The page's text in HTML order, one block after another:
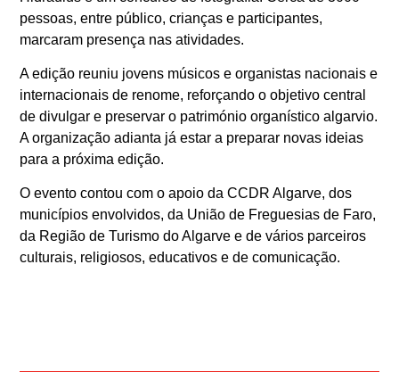
pessoas, entre público, crianças e participantes,
marcaram presença nas atividades.
A edição reuniu jovens músicos e organistas nacionais e
internacionais de renome, reforçando o objetivo central
de divulgar e preservar o património organístico algarvio.
A organização adianta já estar a preparar novas ideias
para a próxima edição.
O evento contou com o apoio da CCDR Algarve, dos
municípios envolvidos, da União de Freguesias de Faro,
da Região de Turismo do Algarve e de vários parceiros
culturais, religiosos, educativos e de comunicação.